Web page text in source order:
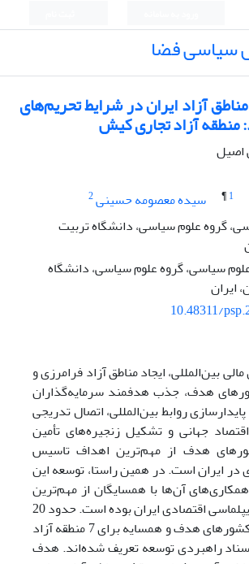
سیاسی فضا
آزاد ایران در شرایط تحریم‌های
منطقه آزاد تجاری کیش
اصیل
1
¶ سیده‌ معصومه حسینی2
گروه علوم سیاسی، دانشگاه تربیت
سیاسی، گروه علوم سیاسی، دانشگاه
ایران
10.48311/
بین‌المللی، ایجاد مناطق آزاد فرامرزی و
هدف، جذب هدفمند سرمایه‌گذاران
روابط بین‌المللی، اتصال تدریجی
جهانی و تشکیل زنجیره‌های تأمین
هدف از مهم‌ترین اهداف تاسیس
در ایران است. در همین راستا، توسعه این
آن‌ها با همسایگان از مهم‌ترین
ابعاد و اهداف دیپلماسی اقتصادی ایران بوده است. حدود 20
کشور به عنوان کشورهای هدف و همسایه برای 7 منطقه آزاد
راهبردی توسعه تعریف شده‌اند. هدف